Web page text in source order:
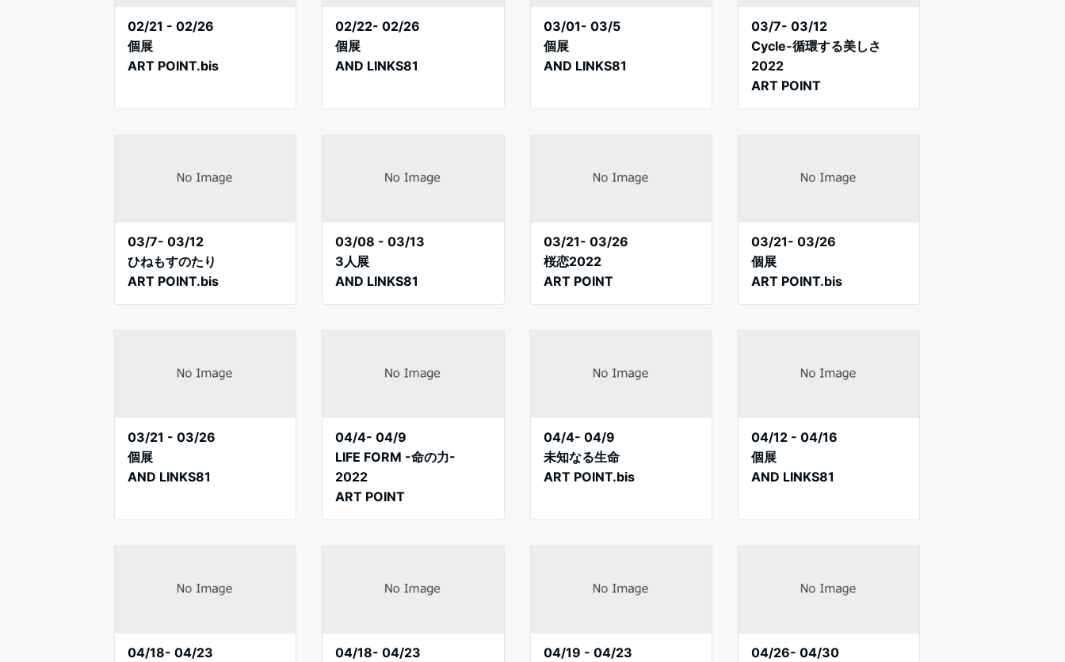
02/21 - 02/26
個展
ART POINT.bis
02/22- 02/26
個展
AND LINKS81
03/01- 03/5
個展
AND LINKS81
03/7- 03/12
Cycle-循環する美しさ
2022
ART POINT
03/7- 03/12
ひねもすのたり
ART POINT.bis
03/08 - 03/13
3人展
AND LINKS81
03/21- 03/26
桜恋2022
ART POINT
03/21- 03/26
個展
ART POINT.bis
03/21 - 03/26
個展
AND LINKS81
04/4- 04/9
LIFE FORM -命の力-
2022
ART POINT
04/4- 04/9
未知なる生命
ART POINT.bis
04/12 - 04/16
個展
AND LINKS81
04/18- 04/23
04/18- 04/23
04/19 - 04/23
04/26- 04/30